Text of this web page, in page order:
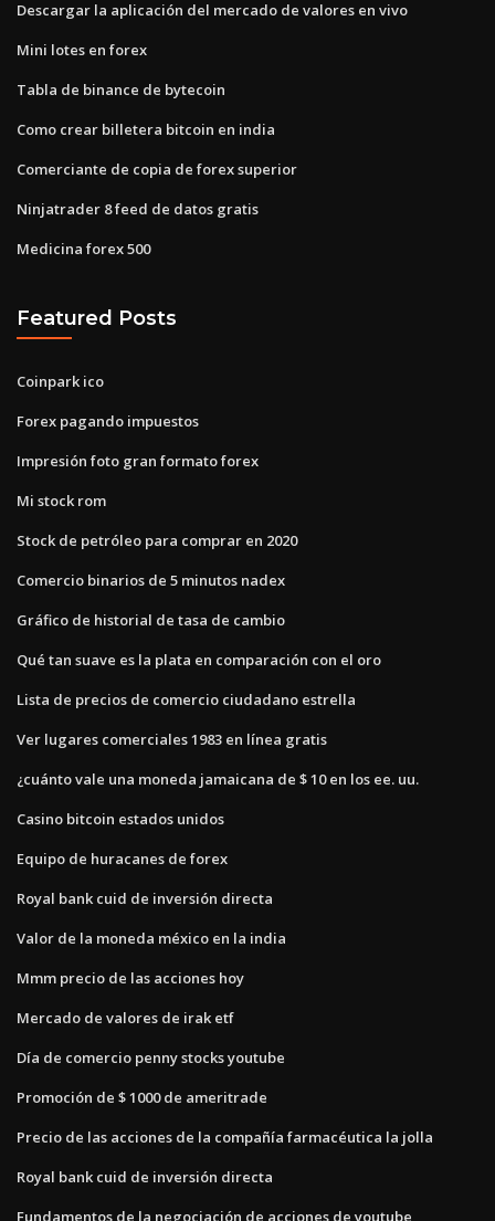
Descargar la aplicación del mercado de valores en vivo
Mini lotes en forex
Tabla de binance de bytecoin
Como crear billetera bitcoin en india
Comerciante de copia de forex superior
Ninjatrader 8 feed de datos gratis
Medicina forex 500
Featured Posts
Coinpark ico
Forex pagando impuestos
Impresión foto gran formato forex
Mi stock rom
Stock de petróleo para comprar en 2020
Comercio binarios de 5 minutos nadex
Gráfico de historial de tasa de cambio
Qué tan suave es la plata en comparación con el oro
Lista de precios de comercio ciudadano estrella
Ver lugares comerciales 1983 en línea gratis
¿cuánto vale una moneda jamaicana de $ 10 en los ee. uu.
Casino bitcoin estados unidos
Equipo de huracanes de forex
Royal bank cuid de inversión directa
Valor de la moneda méxico en la india
Mmm precio de las acciones hoy
Mercado de valores de irak etf
Día de comercio penny stocks youtube
Promoción de $ 1000 de ameritrade
Precio de las acciones de la compañía farmacéutica la jolla
Royal bank cuid de inversión directa
Fundamentos de la negociación de acciones de youtube